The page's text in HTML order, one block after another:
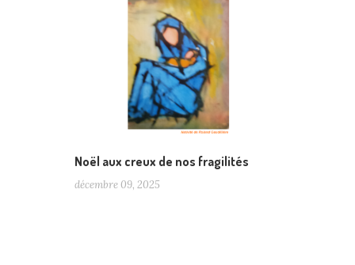
Noël aux creux de nos fragilités
décembre 09, 2025